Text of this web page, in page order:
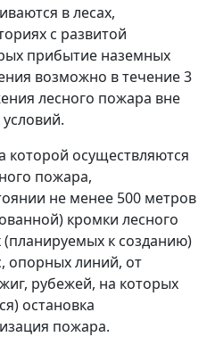
в лесах,
с развитой
прибытие наземных
возможно в течение 3
лесного пожара вне
которой осуществляются
пожара,
не менее 500 метров
кромки лесного
к созданию)
опорных линий, от
рубежей, на которых
остановка
пожара.